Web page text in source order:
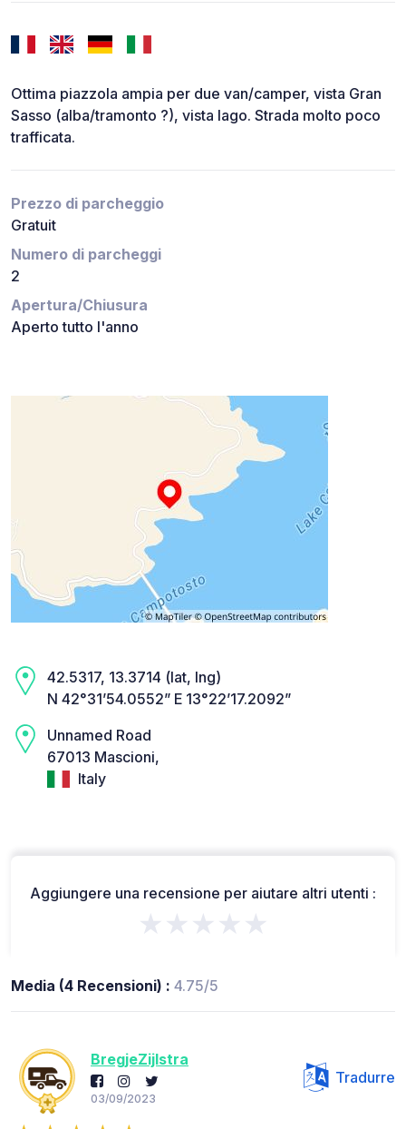
Ottima piazzola ampia per due van/camper, vista Gran
Sasso (alba/tramonto ?), vista lago. Strada molto poco
trafficata.
Prezzo di parcheggio
Gratuit
Numero di parcheggi
2
Apertura/Chiusura
Aperto tutto l'anno
42.5317, 13.3714 (lat, lng)
N 42°31’54.0552” E 13°22’17.2092”
Unnamed Road
67013 Mascioni,
Italy
Aggiungere una recensione per aiutare altri utenti :
★★★★★
Media (4 Recensioni) : 4.75/5
BregjeZijlstra
03/09/2023
Tradurre